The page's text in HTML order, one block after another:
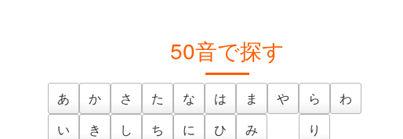
50音で探す
あ
い
か
き
さ
し
た
ち
な
に
は
ひ
ま
み
や
ら
り
わ